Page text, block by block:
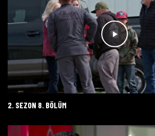
2. SEZON 8. BÖLÜM